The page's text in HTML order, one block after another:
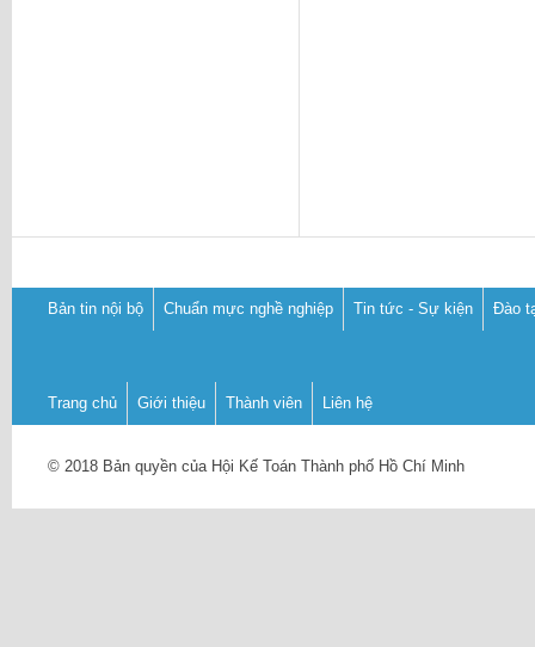
Bản tin nội bộ Chuẩn mực nghề nghiệp Tin tức - Sự kiện Đào
Trang chủ Giới thiệu Thành viên Liên hệ
© 2018 Bản quyền của Hội Kế Toán Thành phố Hồ Chí Minh